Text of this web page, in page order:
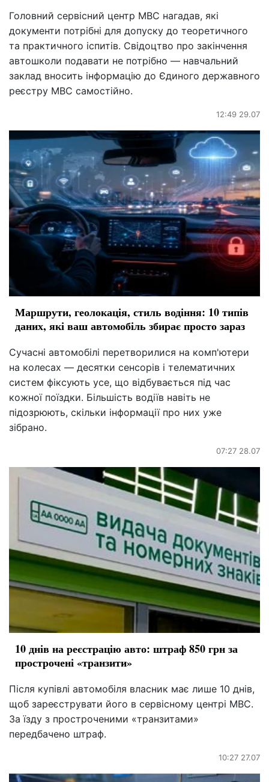
Головний сервісний центр МВС нагадав, які
документи потрібні для допуску до теоретичного
та практичного іспитів. Свідоцтво про закінчення
автошколи подавати не потрібно — навчальний
заклад вносить інформацію до Єдиного державного
реєстру МВС самостійно.
12:49 29.07
Маршрути, геолокація, стиль водіння: 10 типів
даних, які ваш автомобіль збирає просто зараз
Сучасні автомобілі перетворилися на комп'ютери
на колесах — десятки сенсорів і телематичних
систем фіксують усе, що відбувається під час
кожної поїздки. Більшість водіїв навіть не
підозрюють, скільки інформації про них уже
зібрано.
07:27 28.07
10 днів на реєстрацію авто: штраф 850 грн за
прострочені «транзити»
Після купівлі автомобіля власник має лише 10 днів,
щоб зареєструвати його в сервісному центрі МВС.
За їзду з простроченими «транзитами»
передбачено штраф.
10:27 27.07